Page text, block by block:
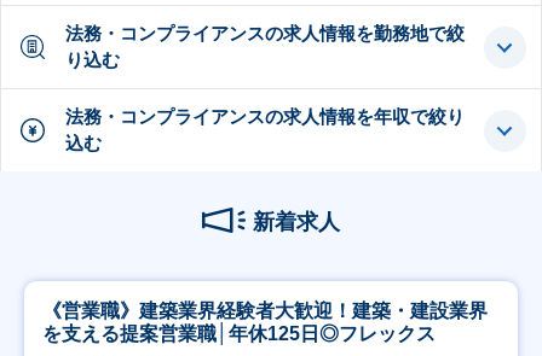
法務・コンプライアンスの求人情報を勤務地で絞
り込む
法務・コンプライアンスの求人情報を年収で絞り
込む
新着求人
《営業職》建築業界経験者大歓迎！建築・建設業界
を支える提案営業職│年休125日◎フレックス